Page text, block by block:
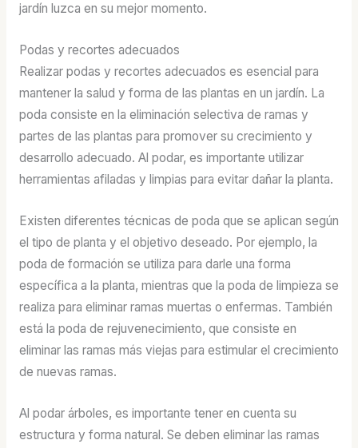
jardín luzca en su mejor momento.
Podas y recortes adecuados
Realizar podas y recortes adecuados es esencial para
mantener la salud y forma de las plantas en un jardín. La
poda consiste en la eliminación selectiva de ramas y
partes de las plantas para promover su crecimiento y
desarrollo adecuado. Al podar, es importante utilizar
herramientas afiladas y limpias para evitar dañar la planta.
Existen diferentes técnicas de poda que se aplican según
el tipo de planta y el objetivo deseado. Por ejemplo, la
poda de formación se utiliza para darle una forma
específica a la planta, mientras que la poda de limpieza se
realiza para eliminar ramas muertas o enfermas. También
está la poda de rejuvenecimiento, que consiste en
eliminar las ramas más viejas para estimular el crecimiento
de nuevas ramas.
Al podar árboles, es importante tener en cuenta su
estructura y forma natural. Se deben eliminar las ramas